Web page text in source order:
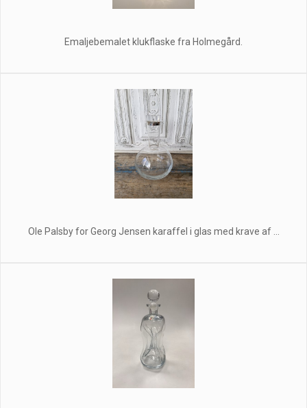
Emaljebemalet klukflaske fra Holmegård.
Ole Palsby for Georg Jensen karaffel i glas med krave af ...